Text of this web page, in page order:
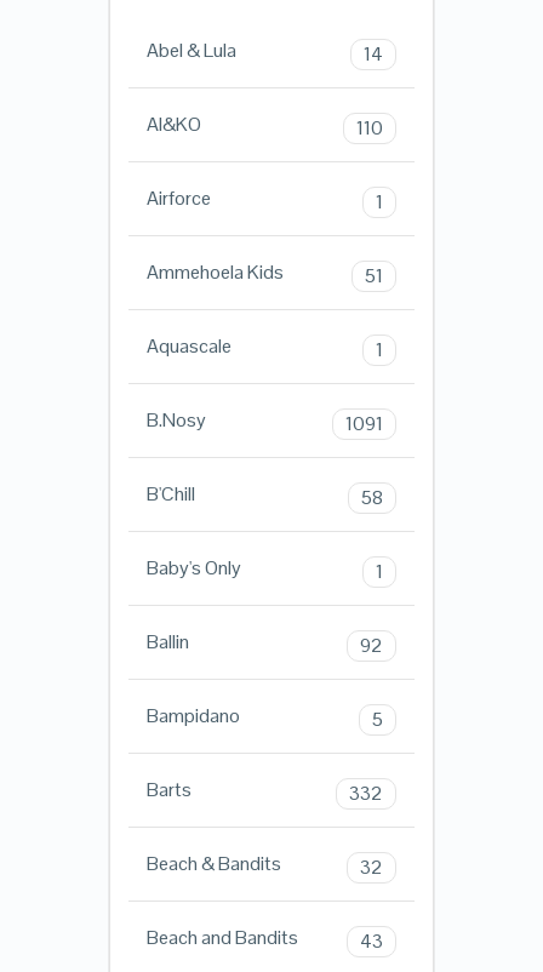
Abel & Lula 14
AI&KO 110
Airforce 1
Ammehoela Kids 51
Aquascale 1
B.Nosy 1091
B'Chill 58
Baby's Only 1
Ballin 92
Bampidano 5
Barts 332
Beach & Bandits 32
Beach and Bandits 43